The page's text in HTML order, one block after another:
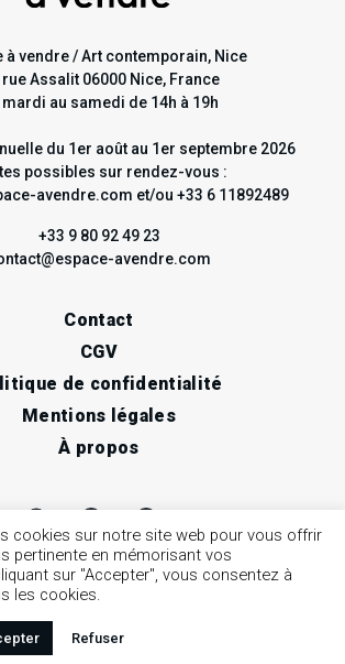
à vendre / Art contemporain, Nice
rue Assalit 06000 Nice, France
mardi au samedi de 14h à 19h
du 1er août au 1er septembre 2026
possibles sur rendez-vous :
avendre.com et/ou +33 6 11892489
+33 9 80 92 49 23
avendre.com
Contact
CGV
de confidentialité
Mentions légales
À propos
espace à vendre / Art contemporain, Nice •
Site web par Afterglow
cookies sur notre site web pour vous offrir
pertinente en mémorisant vos
sur "Accepter", vous consentez à
les cookies.
Refuser